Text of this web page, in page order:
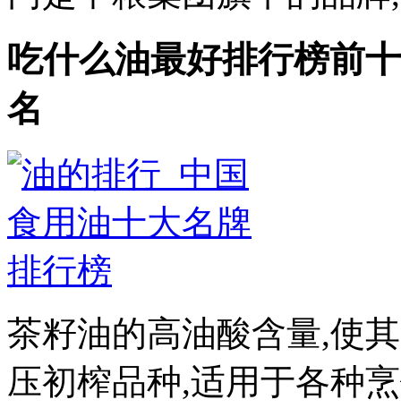
吃什么油最好排行榜前
名
茶籽油的高油酸含量,使
压初榨品种,适用于各种